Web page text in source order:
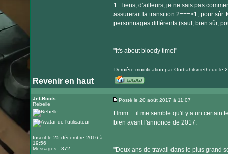
1. Tiens, d'ailleurs, je ne sais pas
assurerait la transition 2===>1, pour
personnages différents (sauf, bien sûr,
"It's about bloody time!"
Dernière modification parOurbahitsmetheud le
Revenir en haut
Visiter
le
internet
Jet-Boots
Rebelle
Inscrit le 25 décembre 2016 à
19:56
Messages : 372
Posté le 20 août 2017 à 11:07
Hmm ... il me semble qu'il y a un certain
bien avant l'annonce de 2017.
"Deux ans de travail dans le plus grand